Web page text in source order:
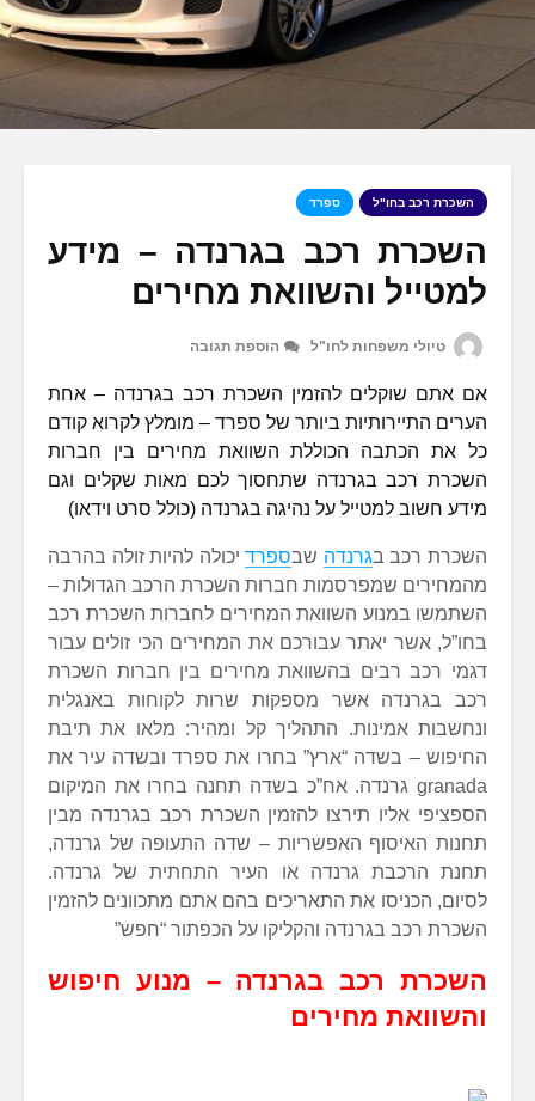
השכרת רכב בחו"ל ספרד
השכרת רכב בגרנדה – מידע
למטייל והשוואת מחירים
טיולי משפחות לחו"ל הוספת תגובה
אם אתם שוקלים להזמין השכרת רכב בגרנדה – אחת
הערים התיירותיות ביותר של ספרד – מומלץ לקרוא קודם
כל את הכתבה הכוללת השוואת מחירים בין חברות
השכרת רכב בגרנדה שתחסוך לכם מאות שקלים וגם
מידע חשוב למטייל על נהיגה בגרנדה (כולל סרט וידאו)
השכרת רכב בגרנדה שבספרדיכולה להיות זולה בהרבה
מהמחירים שמפרסמות חברות השכרת הרכב הגדולות –
השתמשו במנוע השוואת המחירים לחברות השכרת רכב
בחו”ל, אשר יאתר עבורכם את המחירים הכי זולים עבור
דגמי רכב רבים בהשוואת מחירים בין חברות השכרת
רכב בגרנדה אשר מספקות שרות לקוחות באנגלית
ונחשבות אמינות. התהליך קל ומהיר: מלאו את תיבת
החיפוש – בשדה “ארץ” בחרו את ספרד ובשדה עיר את
granada גרנדה. אח”כ בשדה תחנה בחרו את המיקום
הספציפי אליו תירצו להזמין השכרת רכב בגרנדה מבין
תחנות האיסוף האפשריות – שדה התעופה של גרנדה,
תחנת הרכבת גרנדה או העיר התחתית של גרנדה.
לסיום, הכניסו את התאריכים בהם אתם מתכוונים להזמין
השכרת רכב בגרנדה והקליקו על הכפתור “חפש”
השכרת רכב בגרנדה – מנוע חיפוש
והשוואת מחירים